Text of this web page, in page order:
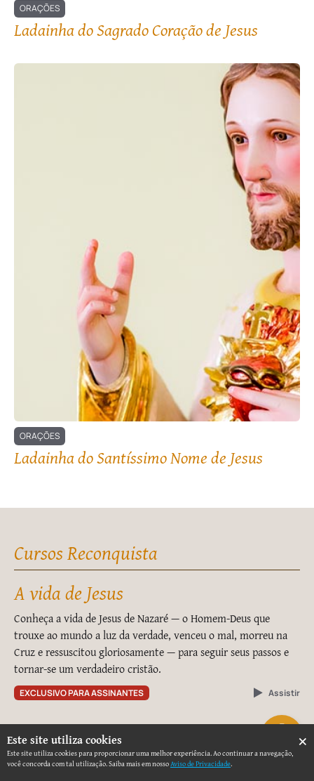
ORAÇÕES
Ladainha do Sagrado Coração de Jesus
ORAÇÕES
Ladainha do Santíssimo Nome de Jesus
Cursos Reconquista
A vida de Jesus
Conheça a vida de Jesus de Nazaré — o Homem-Deus que
trouxe ao mundo a luz da verdade, venceu o mal, morreu na
Cruz e ressuscitou gloriosamente — para seguir seus passos e
tornar-se um verdadeiro cristão.
EXCLUSIVO PARA ASSINANTES Assistir
Este site utiliza cookies ×
Este site utiliza cookies para proporcionar uma melhor experiência. Ao continuar a navegação,
você concorda com tal utilização. Saiba mais em nossoAviso de Privacidade.